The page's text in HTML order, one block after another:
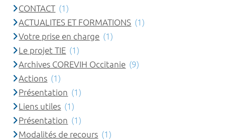
CONTACT (1)
ACTUALITES ET FORMATIONS (1)
Votre prise en charge (1)
Le projet TIE (1)
Archives COREVIH Occitanie (9)
Actions (1)
Présentation (1)
Liens utiles (1)
Présentation (1)
Modalités de recours (1)